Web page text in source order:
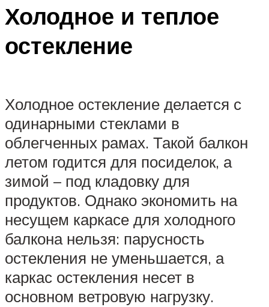
Холодное и теплое
остекление
Холодное остекление делается с
одинарными стеклами в
облегченных рамах. Такой балкон
летом годится для посиделок, а
зимой – под кладовку для
продуктов. Однако экономить на
несущем каркасе для холодного
балкона нельзя: парусность
остекления не уменьшается, а
каркас остекления несет в
основном ветровую нагрузку.